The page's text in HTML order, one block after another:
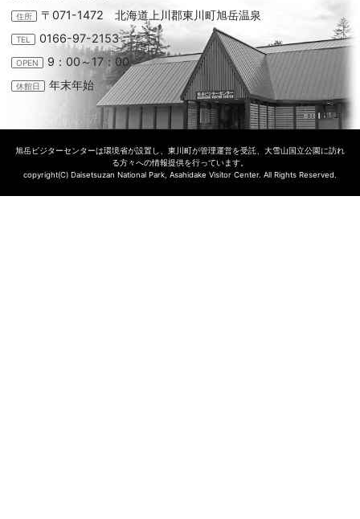
住所 〒071-1472 北海道上川郡東川町旭岳温泉
TEL 0166-97-2153
OPEN 9：00～17：00
休館日 年末年始
旭岳ビジターセンターは環境省が設置し、東川町が管理運営を受託、大雪山国立公園に訪れ
る方々への情報提供を行っています。
copyright(C) Daisetsuzan National Park, Asahidake Visitor Center. All Rights Reserved.